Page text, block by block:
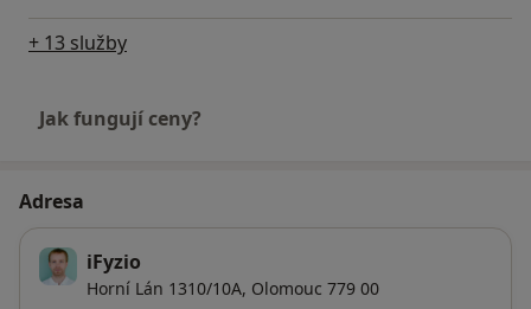
+ 13 služby
Jak fungují ceny?
Adresa
iFyzio
Horní Lán 1310/10A, Olomouc 779 00